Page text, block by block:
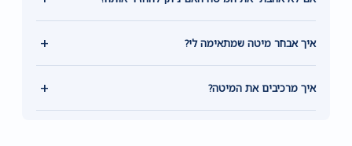
איך אבחר מיטה שמתאימה לי? +
איך מרכיבים את המיטה? +